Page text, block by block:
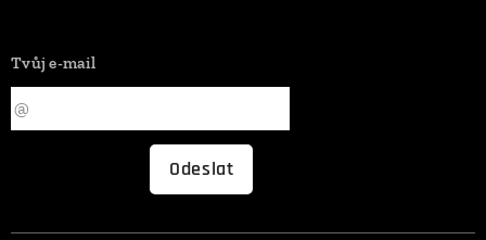
Tvůj e-mail
Odeslat